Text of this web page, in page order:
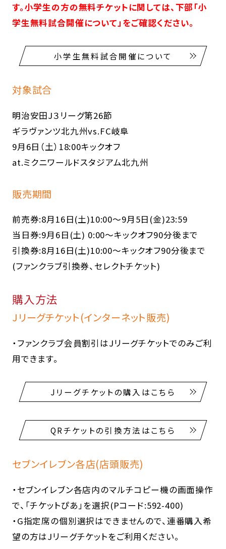
す。小学生の方の無料チケットに関しては、下部「小
学生無料試合開催について」をご確認ください。
小学生無料試合開催について
対象試合
明治安田J３リーグ第26節
ギラヴァンツ北九州vs.FC岐阜
9月6日（土）18:00キックオフ
at.ミクニワールドスタジアム北九州
販売期間
前売券:8月16日(土)10:00～9月5日(金)23:59
当日券:9月6日(土) 0:00～キックオフ90分後まで
引換券:8月16日(土)10:00～キックオフ90分後まで
(ファンクラブ引換券、セレクトチケット)
購入方法
Jリーグチケット(インターネット販売)
・ファンクラブ会員割引はJリーグチケットでのみご利
用できます。
Jリーグチケットの購入はこちら
QRチケットの引換方法はこちら
セブンイレブン各店(店頭販売)
・セブンイレブン各店内のマルチコピー機の画面操作
で、「チケットぴあ」を選択(Pコード:592-400)
・G指定席の個別選択はできませんので、連番購入希
望の方はJリーグチケットをご利用ください。